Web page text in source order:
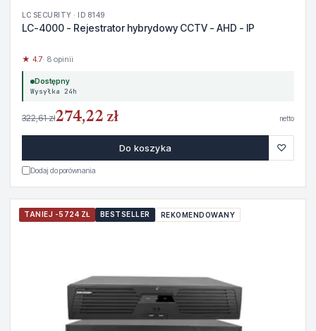
LC SECURITY · ID 8149
LC-4000 - Rejestrator hybrydowy CCTV - AHD - IP
★ 4.7· 8 opinii
Dostępny
Wysyłka 24h
322,61 zł274,22 zł netto
Do koszyka ♡
Dodaj do porównania
TANIEJ -5724 ZŁ BESTSELLER REKOMENDOWANY